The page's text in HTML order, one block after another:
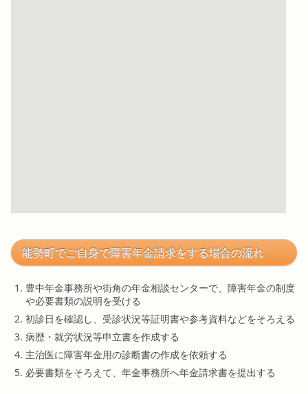
能勢町でご自身で障害年金請求をする場合の流れ
豊中年金事務所や街角の年金相談センターで、障害年金の制度
や必要書類の説明を受ける
初診日を確認し、受診状況等証明書や参考資料などをそろえる
病歴・就労状況等申立書を作成する
主治医に障害年金用の診断書の作成を依頼する
必要書類をそろえて、年金事務所へ年金請求書を提出する